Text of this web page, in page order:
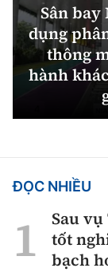
Sân bay
dụng
thông
hành
ĐỌC NHIỀU
Sau
tốt
bạch